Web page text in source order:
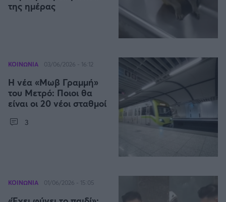
Δημήτρης Τσορμπατζόγλου
Άρης
ΟΦΗ
Βόλος
Συνεντεύξεις
της ημέρας
ΚΟΙΝΩΝΙΑ 03/06/2026 - 16:12
Η νέα «Μωβ Γραμμή»
του Μετρό: Ποιοι θα
είναι οι 20 νέοι σταθμοί
3
ΚΟΙΝΩΝΙΑ 01/06/2026 - 15:05